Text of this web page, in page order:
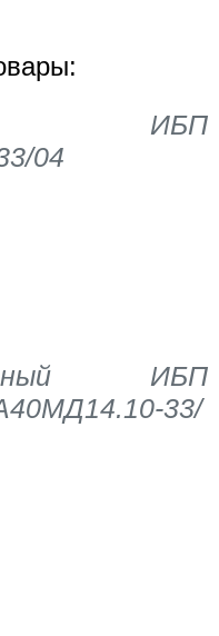
ИБП
04
ИБП
33/